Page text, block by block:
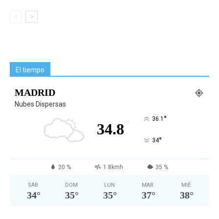
El tiempo
MADRID
Nubes Dispersas
34.8 ° 36.1 °
34°
20 % 1.8kmh 35 %
SÁB
34°
DOM
35°
LUN
35°
MAR
37°
MIÉ
38°